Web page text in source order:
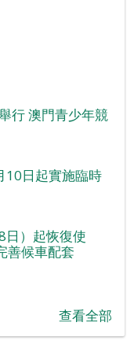
行 澳門青少年競
日起實施臨時
日）起恢復使
候車配套
查看全部